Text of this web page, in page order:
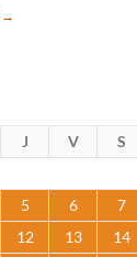
→
J V S
5 6 7
12 13 14